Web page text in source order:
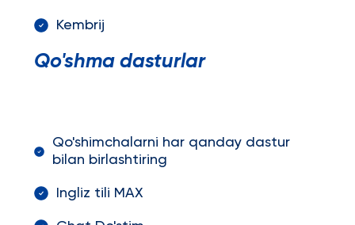
Kembrij
Qo'shma dasturlar
Qo'shimchalarni har qanday dastur
bilan birlashtiring
Ingliz tili MAX